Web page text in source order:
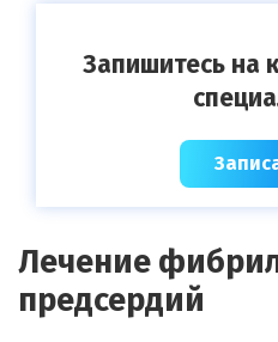
Запишитесь на
Лечение
предсердий